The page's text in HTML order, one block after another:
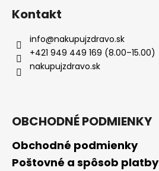
Kontakt
info@nakupujzdravo.sk
+421 949 449 169 (8.00–15.00)
nakupujzdravo.sk
OBCHODNÉ PODMIENKY
Obchodné podmienky
Poštovné a spôsob platby